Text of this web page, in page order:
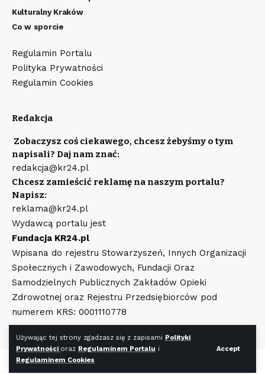
Używając tej strony zgadzasz się z zapisami Polityki
Prywatności oraz Regulaminem Portalu i
Regulaminem Cookies
Accept
Kulturalny Kraków
Co w sporcie
Regulamin Portalu
Polityka Prywatności
Regulamin Cookies
Redakcja
Zobaczysz coś ciekawego, chcesz żebyśmy o tym
napisali? Daj nam znać:
redakcja@kr24.pl
Chcesz zamieścić reklamę na naszym portalu?
Napisz:
reklama@kr24.pl
Wydawcą portalu jest
Fundacja KR24.pl
Wpisana do rejestru Stowarzyszeń, Innych Organizacji
Społecznych i Zawodowych, Fundacji Oraz
Samodzielnych Publicznych Zakładów Opieki
Zdrowotnej oraz Rejestru Przedsiębiorców pod
numerem KRS: 0001110778
©KR24.plWszystkie prawa zastrzeżone. Wykonanie strony